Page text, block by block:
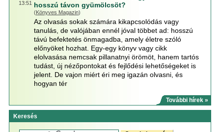
13:51 hosszú távon gyümölcsöt?
(Könyves Magazin)
Az olvasás sokak számára kikapcsolódás vagy
tanulás, de valójában ennél jóval többet ad: hosszú
távú befektetés önmagadba, amely életre szóló
előnyöket hozhat. Egy-egy könyv vagy cikk
elolvasása nemcsak pillanatnyi örömöt, hanem tartós
tudást, új nézőpontokat és fejlődési lehetőségeket is
jelent. De vajon miért éri meg igazán olvasni, és
hogyan tér
További hírek »
Keresés